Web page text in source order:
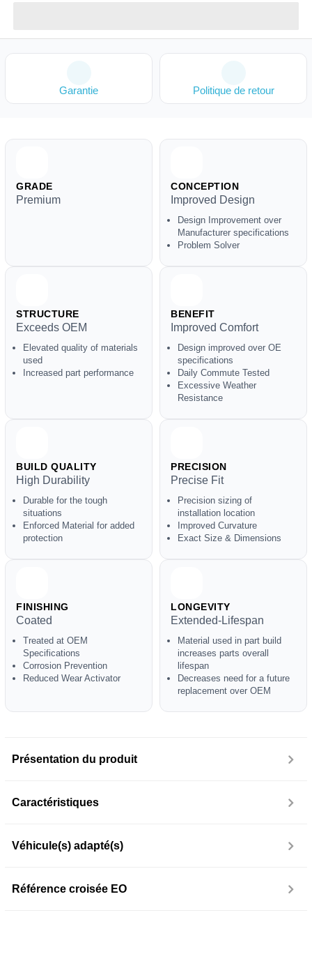
Garantie Politique de retour
GRADE
Premium
CONCEPTION
Improved Design
Design Improvement over
Manufacturer specifications
Problem Solver
STRUCTURE
Exceeds OEM
Elevated quality of materials
used
Increased part performance
BENEFIT
Improved Comfort
Design improved over OE
specifications
Daily Commute Tested
Excessive Weather
Resistance
BUILD QUALITY
High Durability
Durable for the tough
situations
Enforced Material for added
protection
PRECISION
Precise Fit
Precision sizing of
installation location
Improved Curvature
Exact Size & Dimensions
FINISHING
Coated
Treated at OEM
Specifications
Corrosion Prevention
Reduced Wear Activator
LONGEVITY
Extended-Lifespan
Material used in part build
increases parts overall
lifespan
Decreases need for a future
replacement over OEM
Présentation du produit
Caractéristiques
Véhicule(s) adapté(s)
Référence croisée EO